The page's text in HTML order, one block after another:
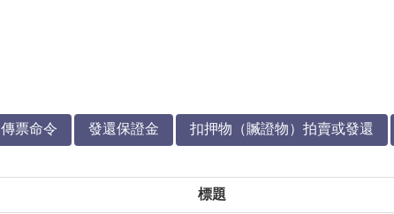
傳票命令 發還保證金 扣押物（贓證物）拍賣或發還
標題